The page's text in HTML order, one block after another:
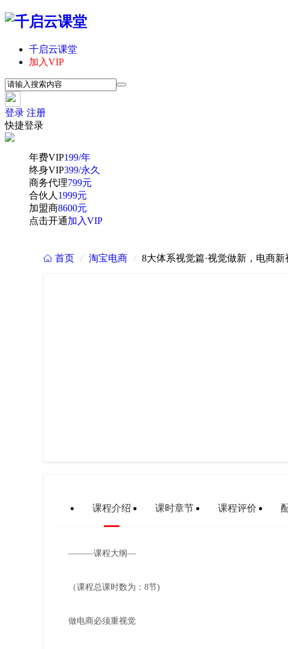
千启云课堂
加入VIP
登录 注册
快捷登录
年费VIP199/年
终身VIP399/永久
商务代理799元
合伙人 1999元
加盟商8600元
点击开通加入VIP
 首页 / 淘宝电商 / 8大体系视觉篇·视觉做新，电商新
课程介绍 课时章节 课程评价
———课程大纲—
（课程总课时数为：8节)
做电商必须重视觉